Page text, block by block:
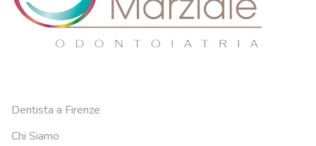
Dentista a Firenze
Chi Siamo